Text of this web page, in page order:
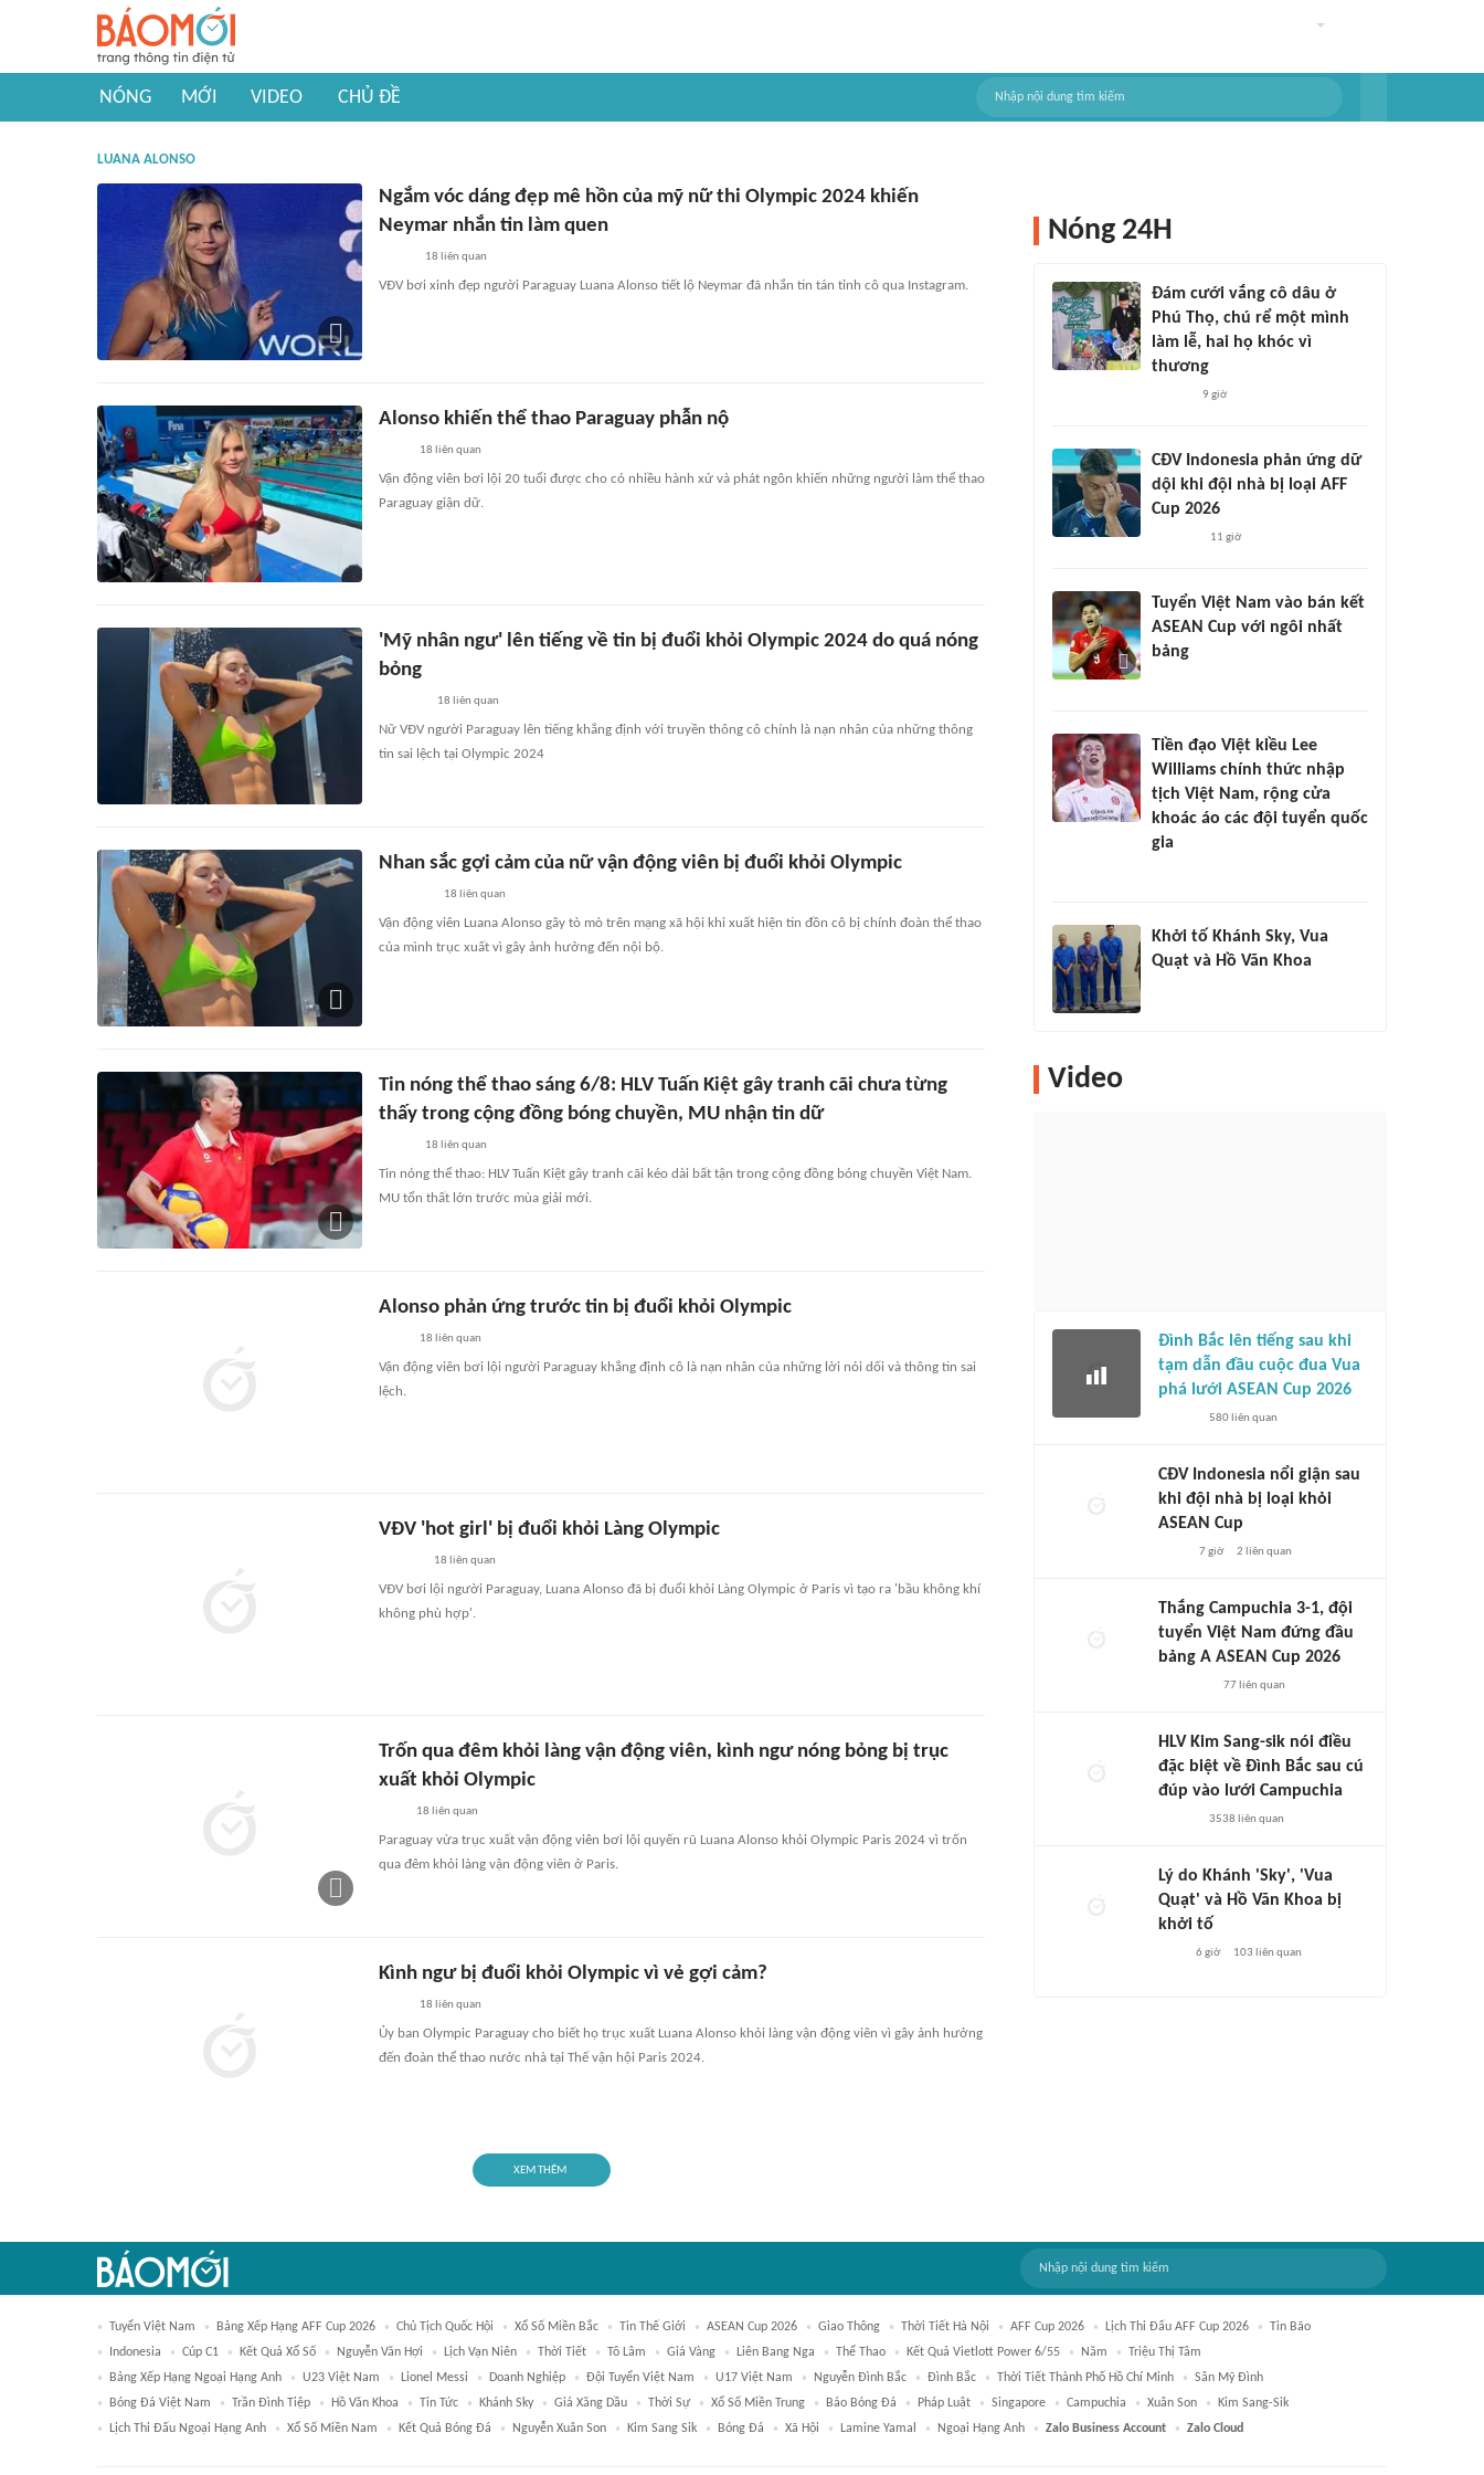
NÓNG MỚI VIDEO CHỦ ĐỀ
LUANA ALONSO
Ngắm vóc dáng đẹp mê hồn của mỹ nữ thi Olympic 2024 khiến
Neymar nhắn tin làm quen
18 liên quan
VĐV bơi xinh đẹp người Paraguay Luana Alonso tiết lộ Neymar đã nhắn tin tán tỉnh cô qua Instagram.
Alonso khiến thể thao Paraguay phẫn nộ
18 liên quan
Vận động viên bơi lội 20 tuổi được cho có nhiều hành xử và phát ngôn khiến những người làm thể thao
Paraguay giận dữ.
'Mỹ nhân ngư' lên tiếng về tin bị đuổi khỏi Olympic 2024 do quá nóng
bỏng
18 liên quan
Nữ VĐV người Paraguay lên tiếng khẳng định với truyền thông cô chính là nạn nhân của những thông
tin sai lệch tại Olympic 2024
Nhan sắc gợi cảm của nữ vận động viên bị đuổi khỏi Olympic
18 liên quan
Vận động viên Luana Alonso gây tò mò trên mạng xã hội khi xuất hiện tin đồn cô bị chính đoàn thể thao
của mình trục xuất vì gây ảnh hưởng đến nội bộ.
Tin nóng thể thao sáng 6/8: HLV Tuấn Kiệt gây tranh cãi chưa từng
thấy trong cộng đồng bóng chuyền, MU nhận tin dữ
18 liên quan
Tin nóng thể thao: HLV Tuấn Kiệt gây tranh cãi kéo dài bất tận trong cộng đồng bóng chuyền Việt Nam.
MU tổn thất lớn trước mùa giải mới.
Alonso phản ứng trước tin bị đuổi khỏi Olympic
18 liên quan
Vận động viên bơi lội người Paraguay khẳng định cô là nạn nhân của những lời nói dối và thông tin sai
lệch.
VĐV 'hot girl' bị đuổi khỏi Làng Olympic
18 liên quan
VĐV bơi lội người Paraguay, Luana Alonso đã bị đuổi khỏi Làng Olympic ở Paris vì tạo ra 'bầu không khí
không phù hợp'.
Trốn qua đêm khỏi làng vận động viên, kình ngư nóng bỏng bị trục
xuất khỏi Olympic
18 liên quan
Paraguay vừa trục xuất vận động viên bơi lội quyến rũ Luana Alonso khỏi Olympic Paris 2024 vì trốn
qua đêm khỏi làng vận động viên ở Paris.
Kình ngư bị đuổi khỏi Olympic vì vẻ gợi cảm?
18 liên quan
Ủy ban Olympic Paraguay cho biết họ trục xuất Luana Alonso khỏi làng vận động viên vì gây ảnh hưởng
đến đoàn thể thao nước nhà tại Thế vận hội Paris 2024.
XEM THÊM
Nóng 24H
Đám cưới vắng cô dâu ở
Phú Thọ, chú rể một mình
làm lễ, hai họ khóc vì
thương
9 giờ
CĐV Indonesia phản ứng dữ
dội khi đội nhà bị loại AFF
Cup 2026
11 giờ
Tuyển Việt Nam vào bán kết
ASEAN Cup với ngôi nhất
bảng
Tiền đạo Việt kiều Lee
Williams chính thức nhập
tịch Việt Nam, rộng cửa
khoác áo các đội tuyển quốc
gia
Khởi tố Khánh Sky, Vua
Quạt và Hồ Văn Khoa
Video
Đình Bắc lên tiếng sau khi
tạm dẫn đầu cuộc đua Vua
phá lưới ASEAN Cup 2026
580liên quan
CĐV Indonesia nổi giận sau
khi đội nhà bị loại khỏi
ASEAN Cup
7 giờ 2 liên quan
Thắng Campuchia 3-1, đội
tuyển Việt Nam đứng đầu
bảng A ASEAN Cup 2026
77liên quan
HLV Kim Sang-sik nói điều
đặc biệt về Đình Bắc sau cú
đúp vào lưới Campuchia
3538 liên quan
Lý do Khánh 'Sky', 'Vua
Quạt' và Hồ Văn Khoa bị
khởi tố
6 giờ 103 liên quan
Tuyển Việt Nam Bảng Xếp Hạng AFF Cup 2026 Chủ Tịch Quốc Hội Xổ Số Miền Bắc Tin Thế Giới ASEAN Cup 2026 Giao Thông Thời Tiết Hà Nội AFF Cup 2026 Lịch Thi Đấu AFF Cup 2026
Tin Bão
Indonesia
Cúp C1 Kết Quả Xổ Số Nguyễn Văn Hợi Lịch Vạn Niên Thời Tiết Tô Lâm Giá Vàng Liên Bang Nga Thể Thao Kết Quả Vietlott Power 6/55 Năm
Triệu Thị Tâm
Bảng Xếp Hạng Ngoại Hạng Anh
U23 Việt Nam Lionel Messi Doanh Nghiệp Đội Tuyển Việt Nam U17 Việt Nam Nguyễn Đình Bắc Đình Bắc Thời Tiết Thành Phố Hồ Chí Minh
Sân Mỹ Đình
Bóng Đá Việt Nam
Trần Đình Tiệp Hồ Văn Khoa Tin Tức Khánh Sky Giá Xăng Dầu Thời Sự Xổ Số Miền Trung Báo Bóng Đá Pháp Luật Singapore Campuchia Xuân Son
Kim Sang-Sik
Lịch Thi Đấu Ngoại Hạng Anh
Xổ Số Miền Nam Kết Quả Bóng Đá Nguyễn Xuân Son Kim Sang Sik Bóng Đá Xã Hội Lamine Yamal Ngoại Hạng Anh Zalo Business Account Zalo Cloud